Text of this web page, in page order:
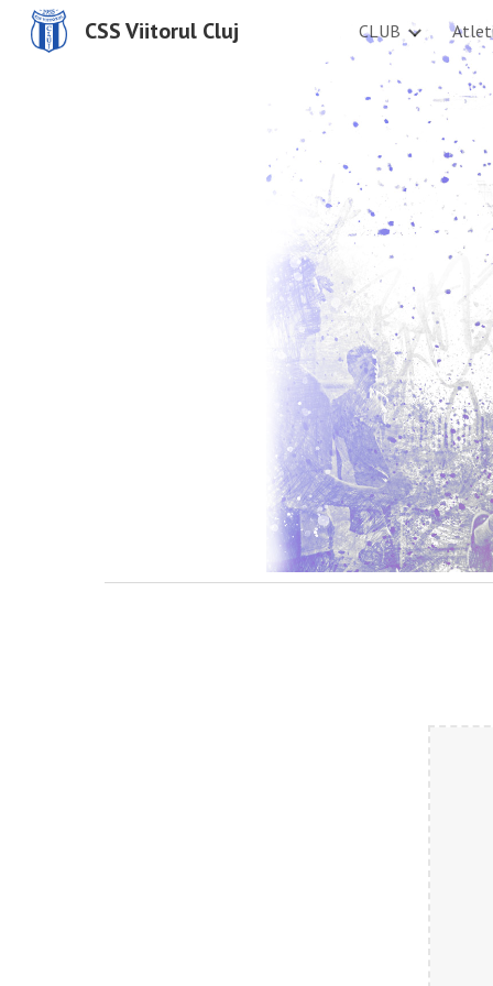
CSS Viitorul Cluj CLUB